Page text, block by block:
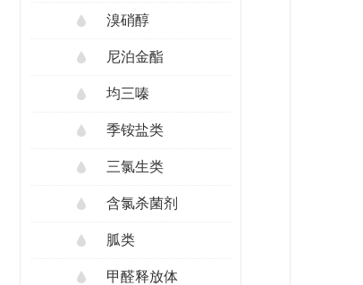
溴硝醇
尼泊金酯
均三嗪
季铵盐类
三氯生类
含氯杀菌剂
胍类
甲醛释放体